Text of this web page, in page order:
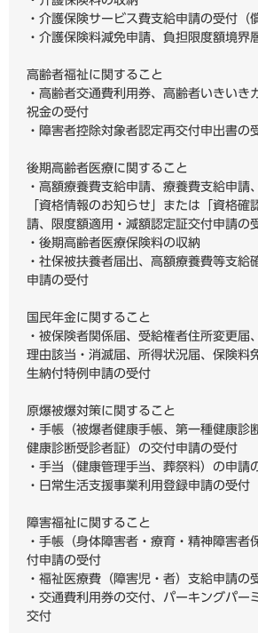
・介護保険サービス費支給申請の受付（
・介護保険料減免申請、負担限度額境界
高齢者福祉に関すること
・高齢者交通費利用券、高齢者いきいき
祝金の受付
・障害者控除対象者認定再交付申出書の
後期高齢者医療に関すること
・高額療養費支給申請、療養費支給申請
「資格情報のお知らせ」または「資格確
請、限度額適用・減額認定証交付申請の
・後期高齢者医療保険料の収納
・社保被扶養者届出、高額療養費等支給
申請の受付
国民年金に関すること
・被保険者関係届、受給権者住所変更届
理由該当・消滅届、所得状況届、保険料
生納付特例申請の受付
原爆被爆対策に関すること
・手帳（被爆者健康手帳、第一種健康診
健康診断受診者証）の交付申請の受付
・手当（健康管理手当、葬祭料）の申請
・日常生活支援事業利用登録申請の受付
障害福祉に関すること
・手帳（身体障害者・療育・精神障害者
付申請の受付
・福祉医療費（障害児・者）支給申請の
・交通費利用券の交付、パーキングパー
交付